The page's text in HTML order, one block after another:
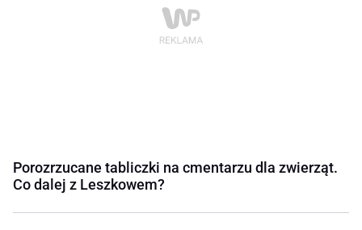
Porozrzucane tabliczki na cmentarzu dla zwierząt.
Co dalej z Leszkowem?